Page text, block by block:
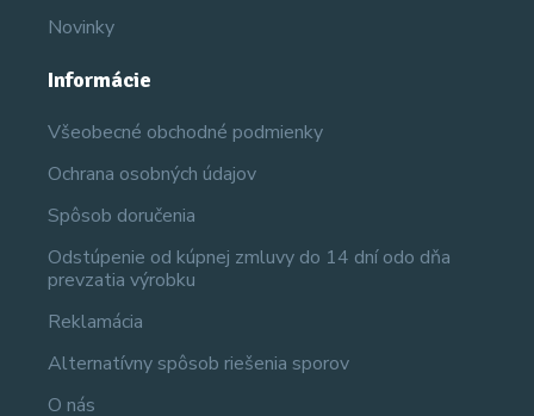
Novinky
Informácie
Všeobecné obchodné podmienky
Ochrana osobných údajov
Spôsob doručenia
Odstúpenie od kúpnej zmluvy do 14 dní odo dňa
prevzatia výrobku
Reklamácia
Alternatívny spôsob riešenia sporov
O nás